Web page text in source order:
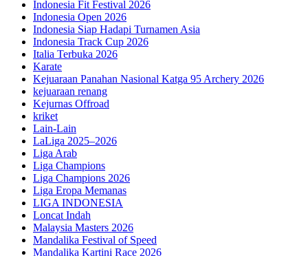
Indonesia Fit Festival 2026
Indonesia Open 2026
Indonesia Siap Hadapi Turnamen Asia
Indonesia Track Cup 2026
Italia Terbuka 2026
Karate
Kejuaraan Panahan Nasional Katga 95 Archery 2026
kejuaraan renang
Kejurnas Offroad
kriket
Lain-Lain
LaLiga 2025–2026
Liga Arab
Liga Champions
Liga Champions 2026
Liga Eropa Memanas
LIGA INDONESIA
Loncat Indah
Malaysia Masters 2026
Mandalika Festival of Speed
Mandalika Kartini Race 2026